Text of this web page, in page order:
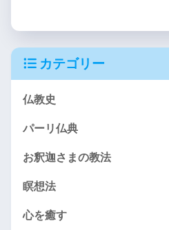
カテゴリー
仏教史
パーリ仏典
お釈迦さまの教法
瞑想法
心を癒す